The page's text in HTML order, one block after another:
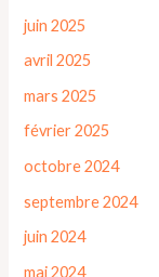
juin 2025
avril 2025
mars 2025
février 2025
octobre 2024
septembre 2024
juin 2024
mai 2024